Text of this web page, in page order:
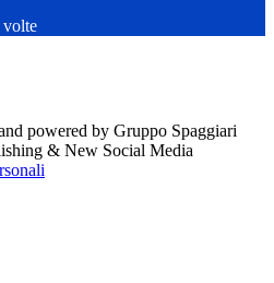
volte
powered by Gruppo Spaggiari
& New Social Media